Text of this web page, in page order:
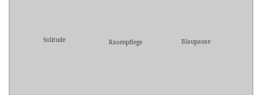
Solitude Rasenpflege Blaupause